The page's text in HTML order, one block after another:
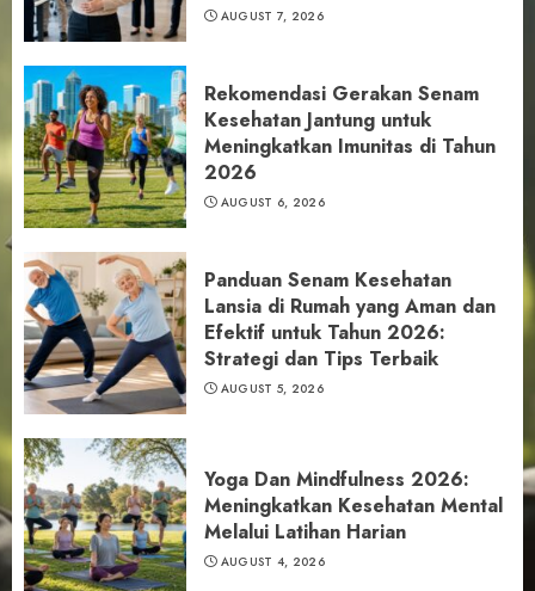
AUGUST 7, 2026
Rekomendasi Gerakan Senam
Kesehatan Jantung untuk
Meningkatkan Imunitas di Tahun
2026
AUGUST 6, 2026
Panduan Senam Kesehatan
Lansia di Rumah yang Aman dan
Efektif untuk Tahun 2026:
Strategi dan Tips Terbaik
AUGUST 5, 2026
Yoga Dan Mindfulness 2026:
Meningkatkan Kesehatan Mental
Melalui Latihan Harian
AUGUST 4, 2026